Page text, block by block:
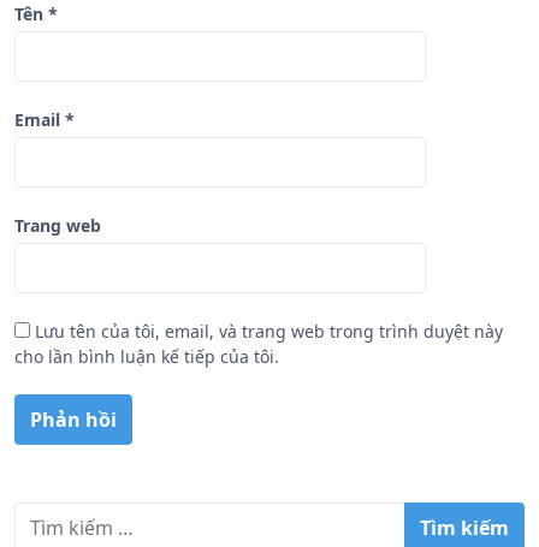
Tên *
Email *
Trang web
Lưu tên của tôi, email, và trang web trong trình duyệt này
cho lần bình luận kế tiếp của tôi.